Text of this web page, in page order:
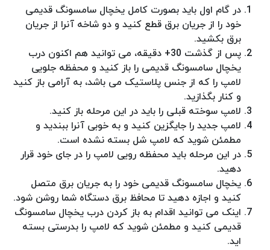
در گام اول باید بصورت کامل یخچال سامسونگ قدیمی
خود را از جریان برق قطع کنید و دو شاخه آنرا از جریان
برق بکشید.
پس از گذشت 30+ دقیقه، می توانید هم اکنون درب
یخچال سامسونگ قدیمی را باز کنید و محفظه جلویی
لامپ را که از جنس پلاستیک می باشد، به آرامی باز کنید
و کنار بگذازید.
لامپ سوخته قبلی را باید در این مرحله باز کنید.
لامپ جدید را جایگزین کنید و به خوبی آنرا ببندید و
مطمئن شوید که لامپ شل بسته نشده است.
در این مرحله باید محفظه رویی لامپ را در جای خود قرار
دهید.
یخچال سامسونگ قدیمی خود را به جریان برق متصل
کنید و اجازه دهید تا محافظ برق دستگاه شما روشن شود.
اینک می توانید اقدام به باز کردن درب یخچال سامسونگ
قدیمی کنید و مطمئن شوید که لامپ را بدرستی بسته
اید.